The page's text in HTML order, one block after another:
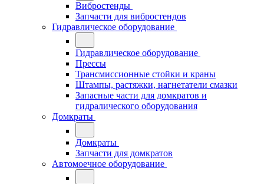
Вибростенды
Запчасти для вибростендов
Гидравлическое оборудование
Гидравлическое оборудование
Прессы
Трансмиссионные стойки и краны
Штампы, растяжки, нагнетатели смазки
Запасные части для домкратов и
гидралического оборудования
Домкраты
Домкраты
Запчасти для домкратов
Автомоечное оборудование